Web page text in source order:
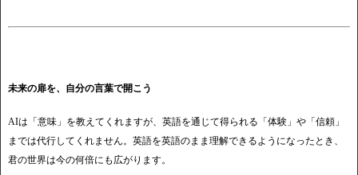
未来の扉を、自分の言葉で開こう
AIは「意味」を教えてくれますが、英語を通じて得られる「体験」や「信頼」
までは代行してくれません。英語を英語のまま理解できるようになったとき、
君の世界は今の何倍にも広がります。